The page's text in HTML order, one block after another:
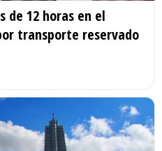
de 12 horas en el
transporte reservado